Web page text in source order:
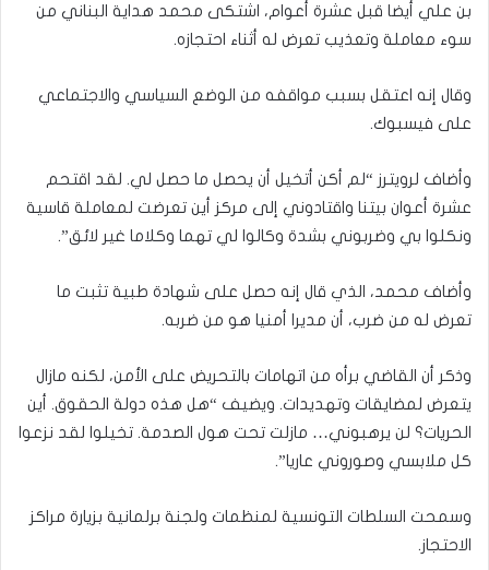
بن علي أيضا قبل عشرة أعوام، اشتكى محمد هداية البناني من
سوء معاملة وتعذيب تعرض له أثناء احتجازه.
وقال إنه اعتقل بسبب مواقفه من الوضع السياسي والاجتماعي
على فيسبوك.
وأضاف لرويترز “لم أكن أتخيل أن يحصل ما حصل لي. لقد اقتحم
عشرة أعوان بيتنا واقتادوني إلى مركز أين تعرضت لمعاملة قاسية
ونكلوا بي وضربوني بشدة وكالوا لي تهما وكلاما غير لائق”.
وأضاف محمد، الذي قال إنه حصل على شهادة طبية تثبت ما
تعرض له من ضرب، أن مديرا أمنيا هو من ضربه.
وذكر أن القاضي برأه من اتهامات بالتحريض على الأمن، لكنه مازال
يتعرض لمضايقات وتهديدات. ويضيف “هل هذه دولة الحقوق. أين
الحريات؟ لن يرهبوني… مازلت تحت هول الصدمة. تخيلوا لقد نزعوا
كل ملابسي وصوروني عاريا”.
وسمحت السلطات التونسية لمنظمات ولجنة برلمانية بزيارة مراكز
الاحتجاز.